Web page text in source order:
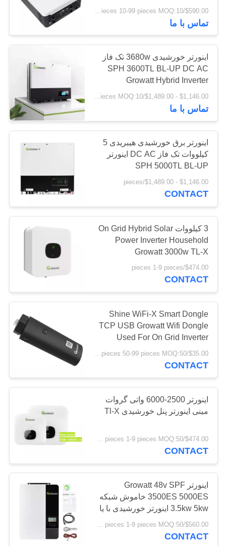
3.5 کیلووات
تماس با ما
اینورتر خورشیدی 3680w تک فاز
SPH 3600TL BL-UP DC AC
Growatt Hybrid Inverter
$1,146.00 - $1,489.00/pieces MOQ:10 عدد
تماس با ما
اینورتر برق خورشیدی هیبریدی 5
کیلووات تک فاز DC AC اینورتر
SPH 5000TL BL-UP
$1,146.00 - $1,489.00/pieces
CONTACT
3 کیلووات On Grid Hybrid Solar
Power Inverter Household
Growatt 3000w TL-X
$474.00/pieces 1-9 pieces
CONTACT
Shine WiFi-X Smart Dongle
TCP USB Growatt Wifi Dongle
Used For On Grid Inverter
CONTACT
اینورتر 2500-6000 واتی گروات
مینی اینورتر پنل خورشیدی Tl-X
$474.00/pieces 1-9 pieces MOQ:50 عدد
CONTACT
اینورتر Growatt 48v SPF
3500ES 5000ES خاموش شبکه
3.5kw 5kw اینورتر خورشیدی با یا
بدون باتری
$560.00/pieces 1-9 pieces MOQ:50 عدد
CONTACT